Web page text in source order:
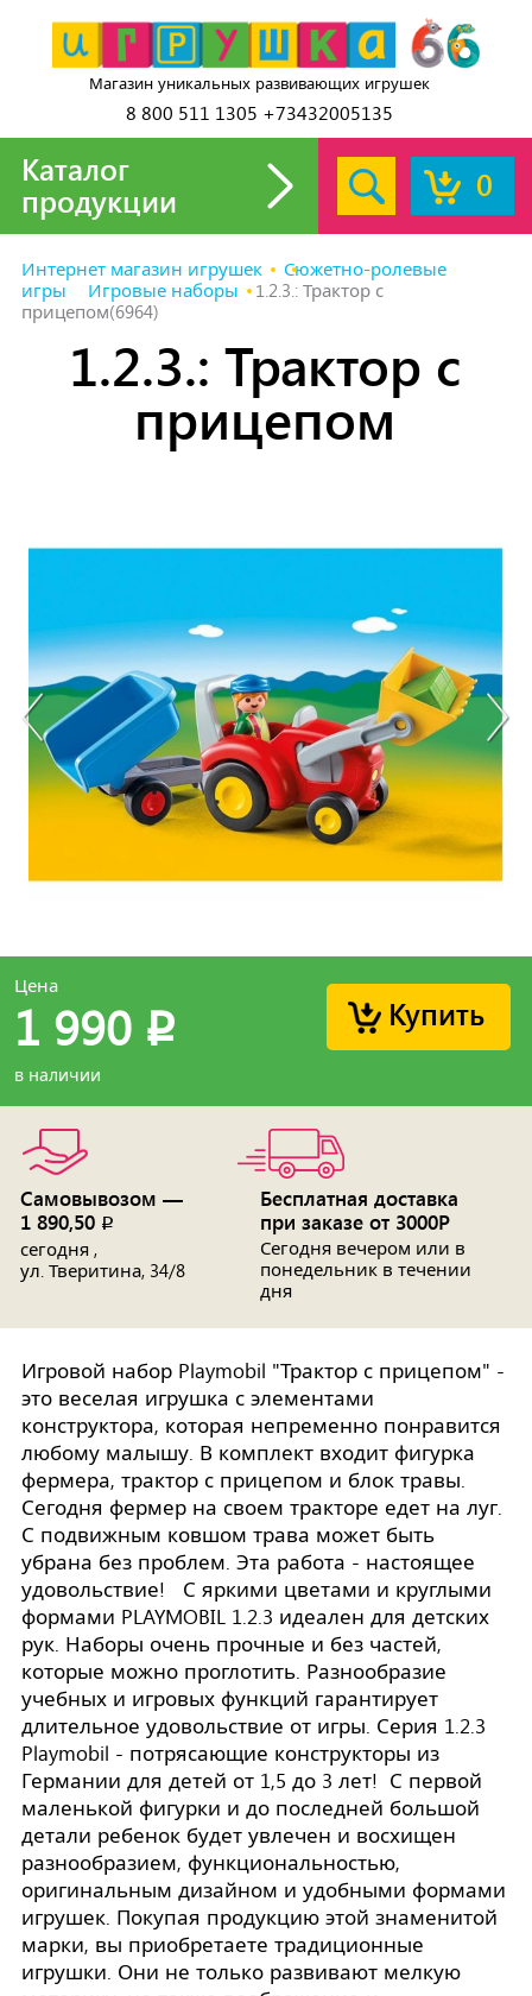
Магазин уникальных развивающих игрушек
8 800 511 1305 +73432005135
0
Каталог
продукции
Интернет магазин игрушек
Сюжетно-ролевые
игры
Игровые наборы
1.2.3.: Трактор с
прицепом(6964)
1.2.3.: Трактор с
прицепом
Купить
Цена
1 990 p
в наличии
Самовывозом —
1 890,50 p
сегодня ,
ул. Тверитина, 34/8
Бесплатная доставка
при заказе от 3000Р
Сегодня вечером или в
понедельник в течении
дня
Игровой набор Playmobil "Трактор с прицепом" -
это веселая игрушка с элементами
конструктора, которая непременно понравится
любому малышу. В комплект входит фигурка
фермера, трактор с прицепом и блок травы.
Сегодня фермер на своем тракторе едет на луг.
С подвижным ковшом трава может быть
убрана без проблем. Эта работа - настоящее
удовольствие! С яркими цветами и круглыми
формами PLAYMOBIL 1.2.3 идеален для детских
рук. Наборы очень прочные и без частей,
которые можно проглотить. Разнообразие
учебных и игровых функций гарантирует
длительное удовольствие от игры. Серия 1.2.3
Playmobil - потрясающие конструкторы из
Германии для детей от 1,5 до 3 лет! С первой
маленькой фигурки и до последней большой
детали ребенок будет увлечен и восхищен
разнообразием, функциональностью,
оригинальным дизайном и удобными формами
игрушек. Покупая продукцию этой знаменитой
марки, вы приобретаете традиционные
игрушки. Они не только развивают мелкую